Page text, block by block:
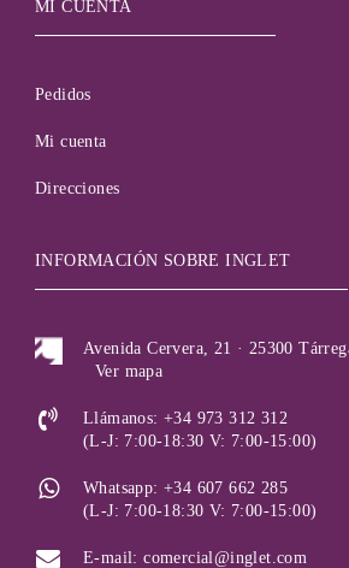
MI CUENTA
Pedidos
Mi cuenta
Direcciones
INFORMACIÓN SOBRE INGLET
Avenida Cervera, 21 · 25300
Ver mapa
Llámanos: +34 973 312 312
(L-J: 7:00-18:30 V: 7:00-15:00)
Whatsapp: +34 607 662 285
(L-J: 7:00-18:30 V: 7:00-15:00)
E-mail: comercial@inglet.com